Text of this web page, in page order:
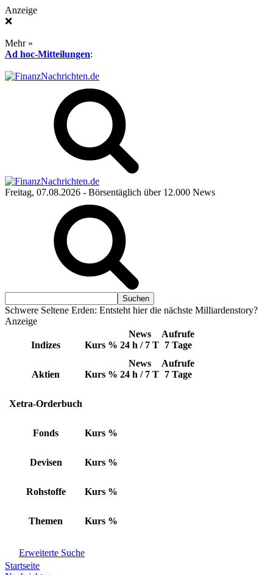
Anzeige
❌
Mehr »
Ad hoc-Mitteilungen:
Freitag, 07.08.2026 - Börsentäglich über 12.000 News
Schwere Seltene Erden: Entsteht hier die nächste Milliardenstory?
Anzeige
Indizes Kurs %
News
24 h / 7 T
Aufrufe
7 Tage
Aktien Kurs %
News
24 h / 7 T
Aufrufe
7 Tage
Xetra-Orderbuch
Fonds Kurs %
Devisen Kurs %
Rohstoffe Kurs %
Themen Kurs %
Erweiterte Suche
Startseite